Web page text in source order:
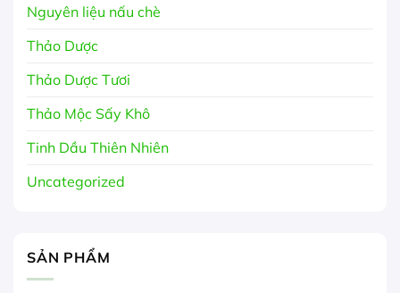
Nguyên liệu nấu chè
Thảo Dược
Thảo Dược Tươi
Thảo Mộc Sấy Khô
Tinh Dầu Thiên Nhiên
Uncategorized
SẢN PHẨM